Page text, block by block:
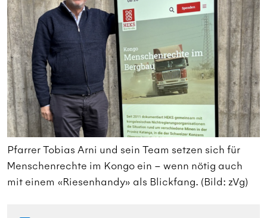
Pfarrer Tobias Arni und sein Team setzen sich für
Menschenrechte im Kongo ein – wenn nötig auch
mit einem «Riesenhandy» als Blickfang. (Bild: zVg)